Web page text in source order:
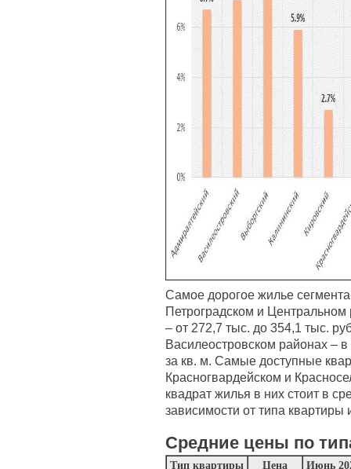
Самое дорогое жилье
Петроградском и Центральном
– от 272,7 тыс. до 354,1 тыс.
Василеостровском районах –
за кв. м. Самые доступные
Красногвардейском и
квадрат жилья в них стоит в
зависимости от типа квартиры
Средние цены по
Тип квартиры Цена Июнь